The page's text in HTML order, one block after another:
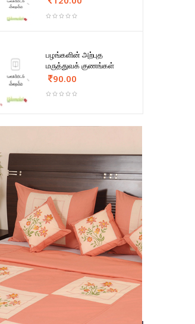
பழங்களின் அற்புத
மருத்துவக் குணங்கள்
90.00